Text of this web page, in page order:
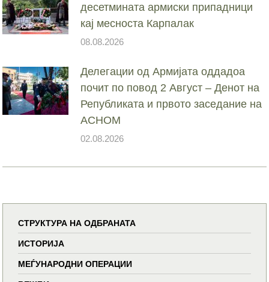
десетмината армиски припадници
кај месноста Карпалак
08.08.2026
Делегации од Армијата оддадоа
почит по повод 2 Август – Денот на
Републиката и првото заседание на
АСНОМ
02.08.2026
СТРУКТУРА НА ОДБРАНАТА
ИСТОРИЈА
МЕЃУНАРОДНИ ОПЕРАЦИИ